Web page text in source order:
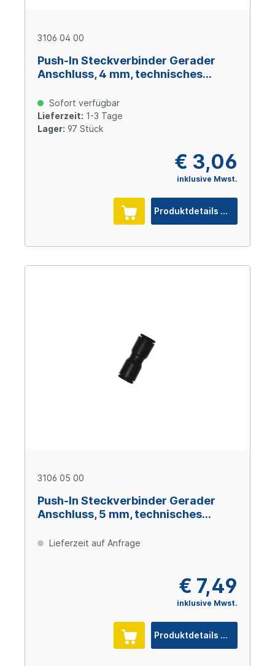
3106 04 00
Push-In Steckverbinder Gerader
Anschluss, 4 mm, technisches
Sofort verfügbar
Lieferzeit: 1-3 Tage
Lager: 97 Stück
€ 3,06
inklusive Mwst.
Produktdetails
3106 05 00
Push-In Steckverbinder Gerader
Anschluss, 5 mm, technisches
Lieferzeit auf Anfrage
€ 7,49
inklusive Mwst.
Produktdetails